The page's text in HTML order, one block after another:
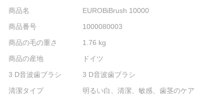
商品名
EUROBiBrush 10000
商品番号
1000080003
商品の毛の重さ
1.76 kg
商品の産地
ドイツ
3 D音波歯ブラシ
3 D音波歯ブラシ
清潔タイプ
明るい白、清潔、敏感、歯茎のケア